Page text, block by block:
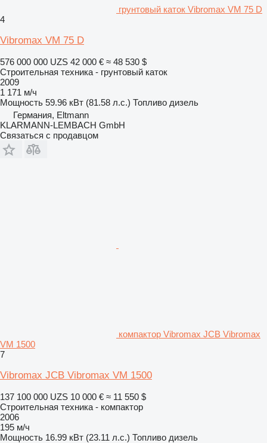
грунтовый каток Vibromax VM 75 D
4
Vibromax VM 75 D
576 000 000 UZS 42 000 € ≈ 48 530 $
Строительная техника - грунтовый каток
2009
1 171 м/ч
Мощность 59.96 кВт (81.58 л.с.) Топливо дизель
Германия, Eltmann
KLARMANN-LEMBACH GmbH
Связаться с продавцом
компактор Vibromax JCB Vibromax
VM 1500
7
Vibromax JCB Vibromax VM 1500
137 100 000 UZS 10 000 € ≈ 11 550 $
Строительная техника - компактор
2006
195 м/ч
Мощность 16.99 кВт (23.11 л.с.) Топливо дизель